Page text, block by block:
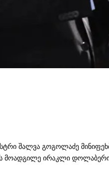
შალვა გოგოლაძე
მოადგილე ირაკლი